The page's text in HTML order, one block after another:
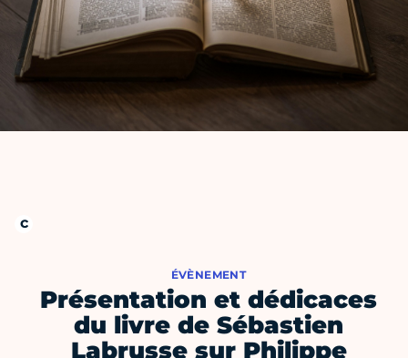
ÉVÈNEMENT
Présentation et dédicaces
du livre de Sébastien
Labrusse sur Philippe